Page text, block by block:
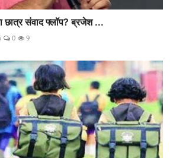
छात्र संवाद फ्लॉप? ब्रजेश ...
0 9